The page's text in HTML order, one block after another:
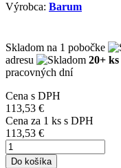
Výrobca: Barum
Skladom na 1 pobočke
adresu
20+ ks
pracovných dní
Cena s DPH
113,53 €
Cena za 1 ks s DPH
113,53 €
Do košíka